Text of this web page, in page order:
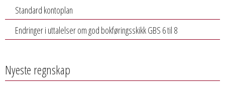
Standard kontoplan
Endringer i uttalelser om god bokføringsskikk GBS 6 til 8
Nyeste regnskap